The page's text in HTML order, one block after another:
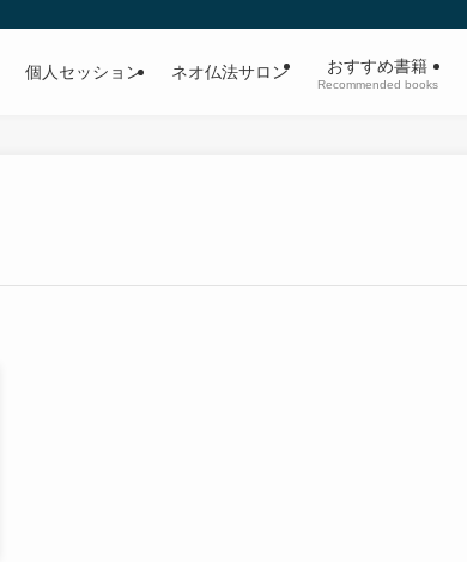
個人セッション ネオ仏法サロン おすすめ書籍
Recommended books